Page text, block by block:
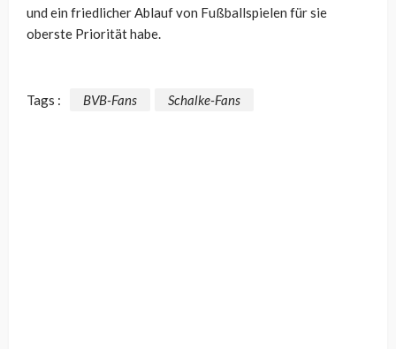
und ein friedlicher Ablauf von Fußballspielen für sie
oberste Priorität habe.
Tags : BVB-Fans Schalke-Fans